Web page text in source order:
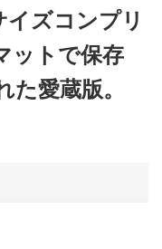
ズコンプリ
ットで保存
た愛蔵版。